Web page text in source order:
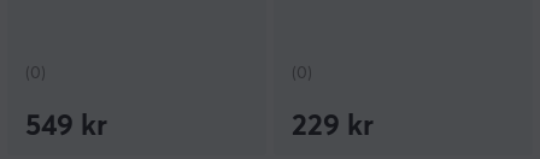
(0)
549 kr
(0)
229 kr